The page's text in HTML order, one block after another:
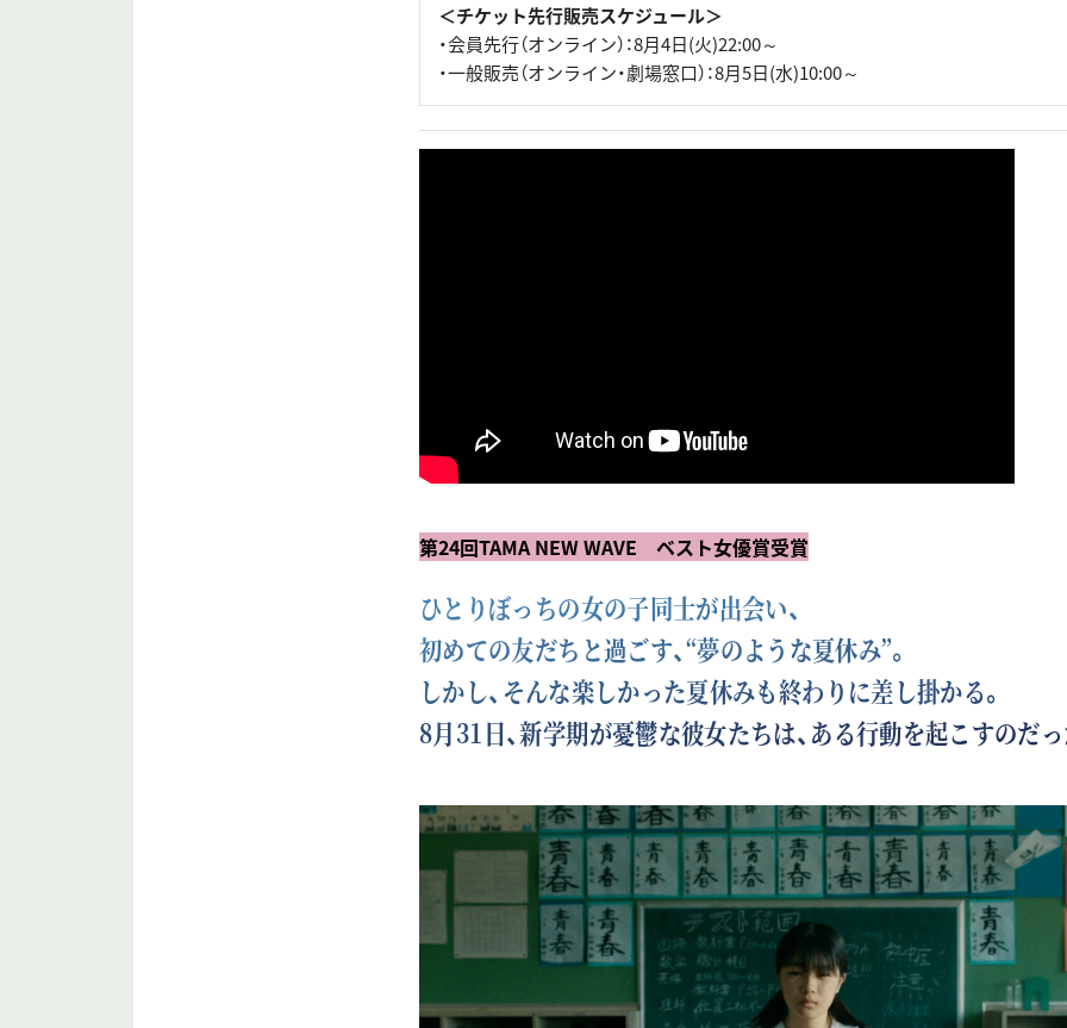
＜チケット先行販売スケジュール＞
・会員先行（オンライン）：8月4日(火)22:00～
・一般販売（オンライン・劇場窓口）：8月5日(水)10:00～
第24回TAMA NEW WAVE ベスト女優賞受賞
ひとりぼっちの女の子同士が出会い、
初めての友だちと過ごす、“夢のような夏休み”。
しかし、そんな楽しかった夏休みも終わりに差し掛かる。
8月31日、新学期が憂鬱な彼女たちは、ある行動を起こすのだ